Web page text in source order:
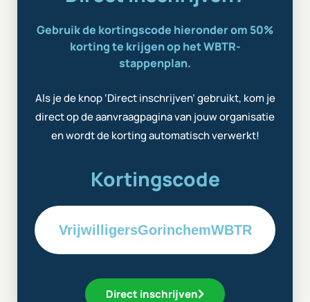
Gebruik de kortingscode hieronder om 50%
korting te krijgen op het WBTR-
stappenplan.
Als je de knop ‘Direct inschrijven’ gebruikt, kom je
direct op de aanvraagpagina van jouw organisatie
en wordt de korting automatisch verwerkt!
Kortingscode
VrijwilligersGorinchemWBTR
Direct inschrijven